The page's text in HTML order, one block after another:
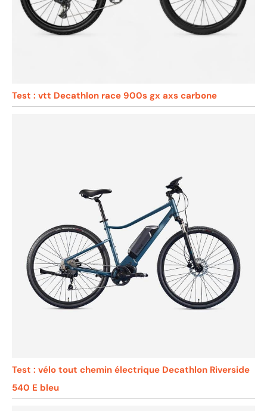
Test : vtt Decathlon race 900s gx axs carbone
Test : vélo tout chemin électrique Decathlon Riverside
540 E bleu